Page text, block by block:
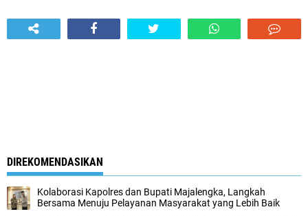
DIREKOMENDASIKAN
Kolaborasi Kapolres dan Bupati Majalengka, Langkah
Bersama Menuju Pelayanan Masyarakat yang Lebih Baik